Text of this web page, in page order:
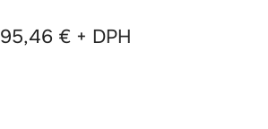
95,46 € + DPH